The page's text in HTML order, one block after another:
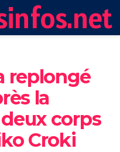
replongé
la
corps
Croki